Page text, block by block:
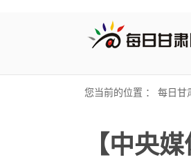
您当前的位置 ： 每日甘
【中央